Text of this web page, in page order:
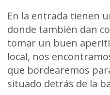
En la entrada tienen
donde también dan
tomar un buen
local, nos
que bordearemos
situado detrás de la